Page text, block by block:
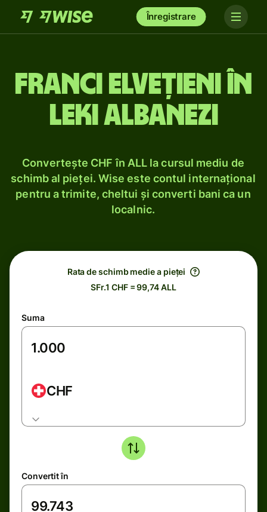
Înregistrare
Franci elvețieni în
leki albanezi
Convertește CHF în ALL la cursul mediu de
schimb al pieței. Wise este contul internațional
pentru a trimite, cheltui și converti bani ca un
localnic.
Rata de schimb medie a pieței
SFr.1 CHF = 99,74 ALL
Suma
CHF
Convertit în